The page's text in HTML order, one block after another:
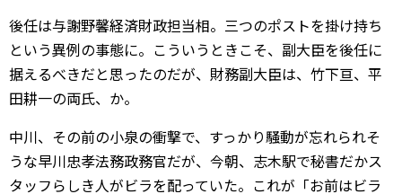
後任は与謝野馨経済財政担当相。三つのポストを掛け持ち
という異例の事態に。こういうときこそ、副大臣を後任に
据えるべきだと思ったのだが、財務副大臣は、竹下亘、平
田耕一の両氏、か。
中川、その前の小泉の衝撃で、すっかり騒動が忘れられそ
うな早川忠孝法務政務官だが、今朝、志木駅で秘書だかス
タッフらしき人がビラを配っていた。これが「お前はビラ